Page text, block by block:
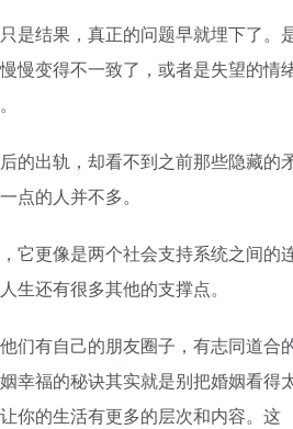
结果，真正的问题早就埋下了。
慢变得不一致了，或者是失望的情
出轨，却看不到之前那些隐藏的
点的人并不多。
更像是两个社会支持系统之间的
还有很多其他的支撑点。
有自己的朋友圈子，有志同道合
幸福的秘诀其实就是别把婚姻看得
你的生活有更多的层次和内容。这